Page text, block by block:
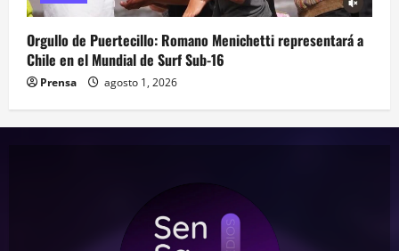
Orgullo de Puertecillo: Romano Menichetti representará a
Chile en el Mundial de Surf Sub-16
Prensa agosto 1, 2026